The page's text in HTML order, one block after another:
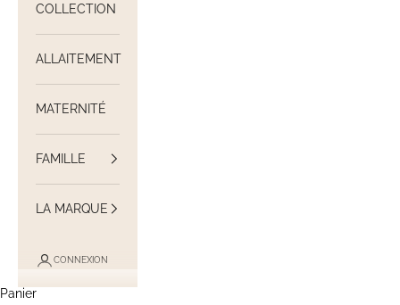
COLLECTION
ALLAITEMENT
MATERNITÉ
FAMILLE
LA MARQUE
CONNEXION
Panier